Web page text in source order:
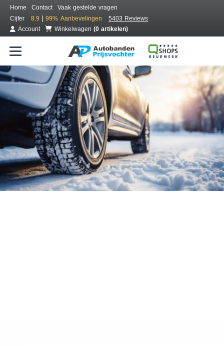
Home Contact
Vaak gestelde vragen
Cijfer
8.9 | 99% Aanbevelingen
5403 Reviews
Account
Winkelwagen (0 artikelen)
Bestel voordelig winterbanden
Gratis bezorgd of montage bij jou in de buurt
Seizoen:
Merken: